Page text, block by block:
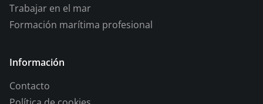
Trabajar en el mar
Formación marítima profesional
Información
Contacto